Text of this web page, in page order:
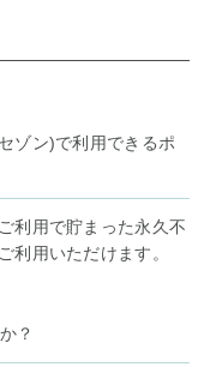
ゾン)で利用できるポ
利用で貯まった永久不
利用いただけます。
？